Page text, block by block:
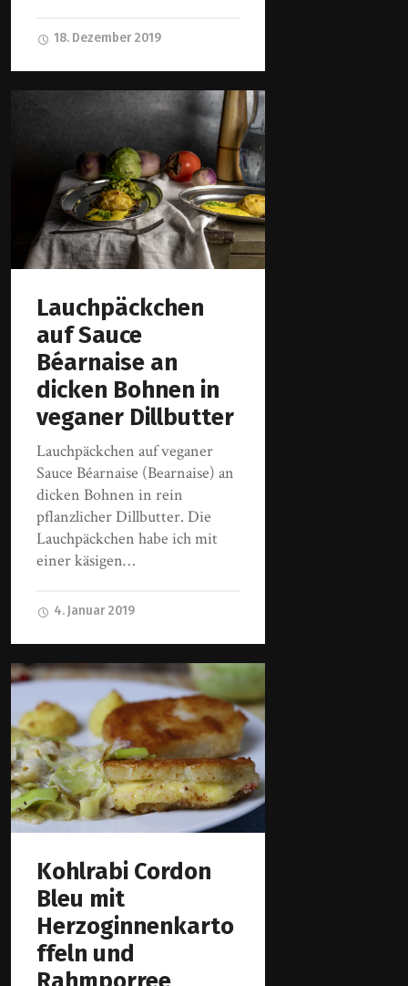
18. Dezember 2019
Lauchpäckchen
auf Sauce
Béarnaise an
dicken Bohnen in
veganer Dillbutter
Lauchpäckchen auf veganer
Sauce Béarnaise (Bearnaise) an
dicken Bohnen in rein
pflanzlicher Dillbutter. Die
Lauchpäckchen habe ich mit
einer käsigen…
4. Januar 2019
Kohlrabi Cordon
Bleu mit
Herzoginnenkarto
ffeln und